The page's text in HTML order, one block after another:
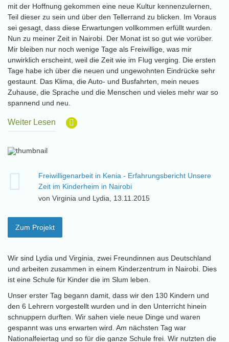
mit der Hoffnung gekommen eine neue Kultur kennenzulernen,
Teil dieser zu sein und über den Tellerrand zu blicken. Im Voraus
sei gesagt, dass diese Erwartungen vollkommen erfüllt wurden.
Nun zu meiner Zeit in Nairobi. Der Monat ist so gut wie vorüber.
Mir bleiben nur noch wenige Tage als Freiwillige, was mir
unwirklich erscheint, weil die Zeit wie im Flug verging. Die ersten
Tage habe ich über die neuen und ungewohnten Eindrücke sehr
gestaunt. Das Klima, die Auto- und Busfahrten, mein neues
Zuhause, die Sprache und die Menschen und vieles mehr war so
spannend und neu.
Weiter Lesen
Freiwilligenarbeit in Kenia - Erfahrungsbericht Unsere
Zeit im Kinderheim in Nairobi
von Virginia und Lydia, 13.11.2015
Zum Projekt
Wir sind Lydia und Virginia, zwei Freundinnen aus Deutschland
und arbeiten zusammen in einem Kinderzentrum in Nairobi. Dies
ist eine Schule für Kinder die im Slum leben.
Unser erster Tag begann damit, dass wir den 130 Kindern und
den 6 Lehrern vorgestellt wurden und in den Unterricht hinein
schnuppern durften. Wir sahen viele neue Dinge und waren
gespannt was uns erwarten wird. Am nächsten Tag war
Nationalfeiertag und so für die ganze Schule frei. Wir nutzten die